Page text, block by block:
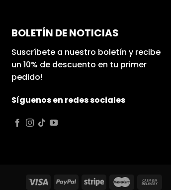
BOLETÍN DE NOTICIAS
Suscríbete a nuestro boletín y recibe
un 10% de descuento en tu primer
pedido!
Síguenos en redes sociales